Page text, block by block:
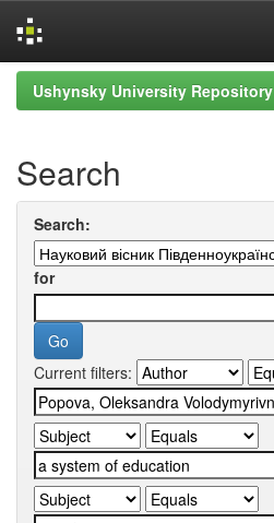
Skip
navigation
Ushynsky University Repository
Search
Search:
for
Current filters: